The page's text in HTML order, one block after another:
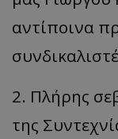
αντίποινα
2. Πλήρης
της